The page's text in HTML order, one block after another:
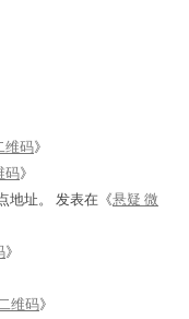
维码》
码》
址。
发表在《悬疑 微
》
维码》